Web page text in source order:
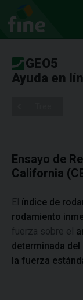
GEO5
Ayuda en
Ensayo de
California
El índice de
rodamiento
fuerza sobre el
determinada
la fuerza